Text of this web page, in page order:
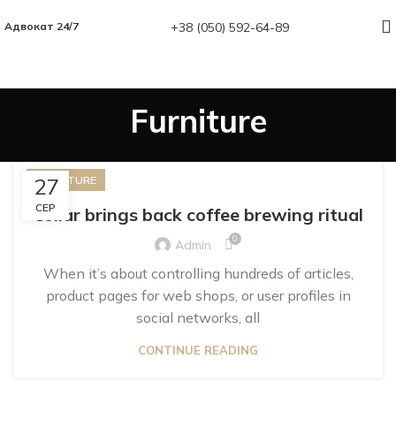
Адвокат 24/7 +38 (050) 592-64-89
Furniture
27
СЕР
FURNITURE
Collar brings back coffee brewing ritual
Admin 0
When it’s about controlling hundreds of articles,
product pages for web shops, or user profiles in
social networks, all
CONTINUE READING